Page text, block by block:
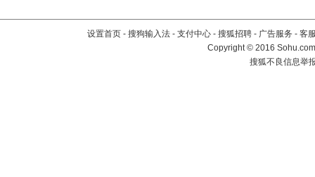
设置首页 - 搜狗输入法 - 支付中心 - 搜狐招聘 - 广告服务 - 客
Copyright©2016
搜狐不良信息举